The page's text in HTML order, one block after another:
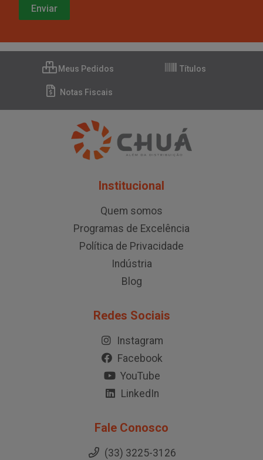
Meus Pedidos Títulos
Notas Fiscais
Institucional
Quem somos
Programas de Excelência
Política de Privacidade
Indústria
Blog
Redes Sociais
Instagram
Facebook
YouTube
LinkedIn
Fale Conosco
(33) 3225-3126